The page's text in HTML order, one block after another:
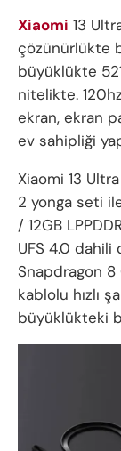
Xiaomi 13
çözünürlükte
büyüklükte
nitelikte.
ekran, ekran
ev sahipliği
Xiaomi 13
2 yonga seti
/ 12GB
UFS 4.0 dahili
Snapdragon
kablolu hızlı
büyüklükteki